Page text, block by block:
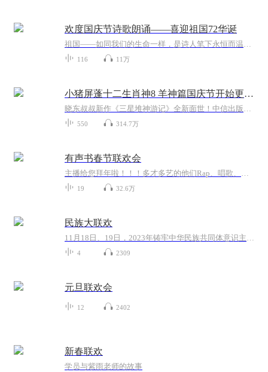
欢度国庆节诗歌朗诵——喜迎祖国72华诞
祖国——如同我们的生命一样，是诗人笔下永恒而温暖的主题。在祖国72周年华诞来临之际，特创建这个诗歌朗诵专辑，诵读经典爱国篇章，和大家一起歌颂祖国，向国庆的献礼！祝愿伟大的祖国繁荣富强，祝愿大家国庆节快乐，度过平安快乐的黄金周假期！
116 11万
小猪屏蓬十二生肖神8 羊神篇国庆节开始更新啦！
晓东叔叔新作《三星堆神游记》全新面世！中信出版社出版！京东当当淘宝均有售！点蓝色字收听——《小猪屏蓬爆笑日记2024》《小猪屏蓬爆笑日记2》《小猪屏蓬爆笑日记1》让你笑得喘不上气！《我进故宫当富翁——小猪屏蓬故宫财商笔记》教你成为大富翁！《小...
550 314.7万
有声书春节联欢会
主播给您拜年啦！！！多才多艺的他们Rap、唱歌、短剧情，这个联欢会有点嗨听完各位的拜年我这该死的心动…2020年，还要相伴鸭~
19 32.6万
民族大联欢
11月18日、19日，2023年铸牢中华民族共同体意识主题活动暨贵州民族大联欢活动将在观山湖区民族大联欢广场盛大开幕，民族大联欢广场升级改造随即展开。以民族盛会的开启，汇聚展示贵州各民族的优秀传统文化、民族特色风情，通过盛会促进各民族交往、交流、...
4 2309
元旦联欢会
12 2402
新春联欢
学员与紫雨老师的故事